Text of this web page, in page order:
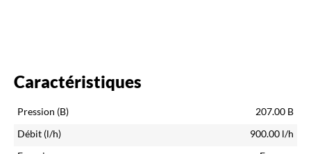
Caractéristiques
Pression (B) 207.00 B
Débit (l/h)
900.00 l/h